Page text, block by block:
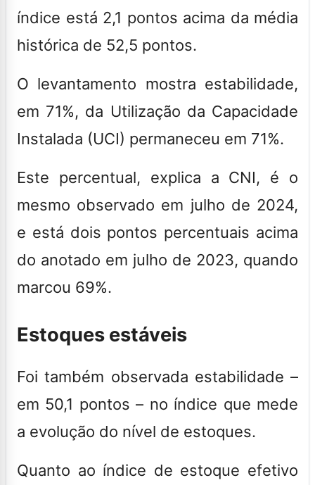
índice está 2,1 pontos acima da média
histórica de 52,5 pontos.
O levantamento mostra estabilidade,
em 71%, da Utilização da Capacidade
Instalada (UCI) permaneceu em 71%.
Este percentual, explica a CNI, é o
mesmo observado em julho de 2024,
e está dois pontos percentuais acima
do anotado em julho de 2023, quando
marcou 69%.
Estoques estáveis
Foi também observada estabilidade –
em 50,1 pontos – no índice que mede
a evolução do nível de estoques.
Quanto ao índice de estoque efetivo